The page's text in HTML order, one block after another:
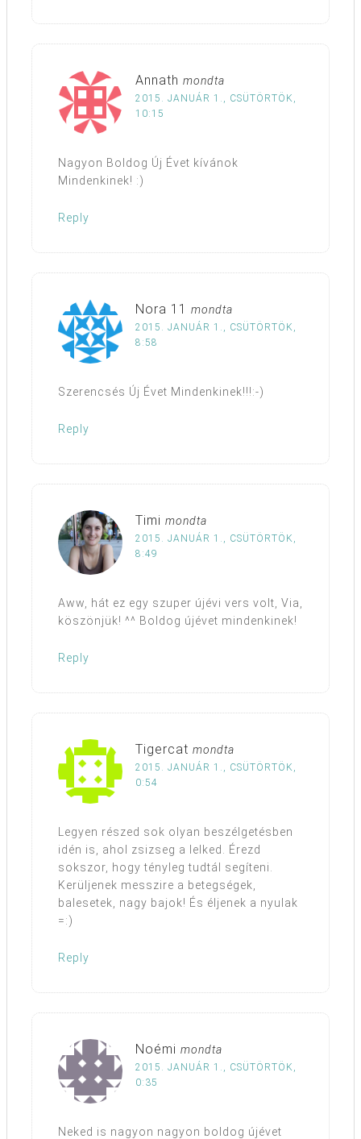
Annath mondta
2015. JANUÁR 1., CSÜTÖRTÖK,
10:15
Nagyon Boldog Új Évet kívánok
Mindenkinek! :)
Reply
Nora 11 mondta
2015. JANUÁR 1., CSÜTÖRTÖK,
8:58
Szerencsés Új Évet Mindenkinek!!!:-)
Reply
Timi mondta
2015. JANUÁR 1., CSÜTÖRTÖK,
8:49
Aww, hát ez egy szuper újévi vers volt, Via,
köszönjük! ^^ Boldog újévet mindenkinek!
Reply
Tigercat mondta
2015. JANUÁR 1., CSÜTÖRTÖK,
0:54
Legyen részed sok olyan beszélgetésben
idén is, ahol zsizseg a lelked. Érezd
sokszor, hogy tényleg tudtál segíteni.
Kerüljenek messzire a betegségek,
balesetek, nagy bajok! És éljenek a nyulak
=:)
Reply
Noémi mondta
2015. JANUÁR 1., CSÜTÖRTÖK,
0:35
Neked is nagyon nagyon boldog újévet